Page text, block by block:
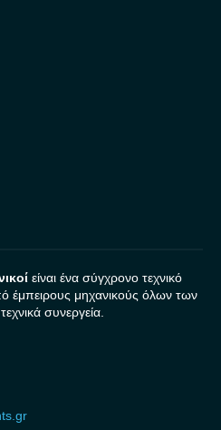
είναι ένα σύγχρονο τεχνικό
έμπειρους μηχανικούς όλων των
συνεργεία.